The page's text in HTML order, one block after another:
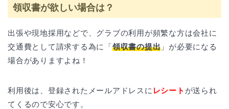
領収書が欲しい場合は？
出張や現地採用などで、グラブの利用が頻繁な方は会社に
交通費として請求する為に「領収書の提出 」が必要になる
場合がありますよね！
利用後は、登録されたメールアドレスに レシート が送られ
てくるので安心です。